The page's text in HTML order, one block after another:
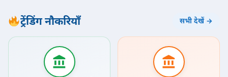
ट्रेंडिंग नौकरियाँ सभी देखें →